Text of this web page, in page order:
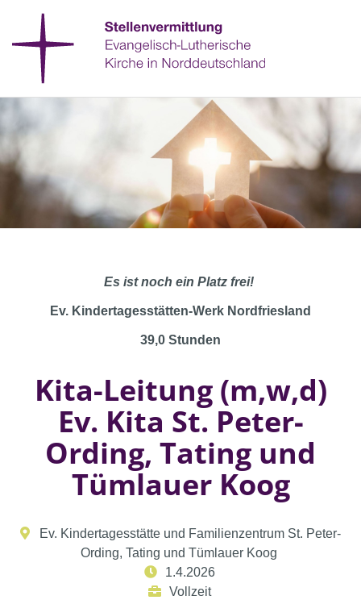
Es ist noch ein Platz frei!
Ev. Kindertagesstätten-Werk Nordfriesland
39,0 Stunden
Kita-Leitung (m,w,d)
Ev. Kita St. Peter-
Ording, Tating und
Tümlauer Koog
Ev. Kindertagesstätte und Familienzentrum St. Peter-
Ording, Tating und Tümlauer Koog
1.4.2026
Vollzeit